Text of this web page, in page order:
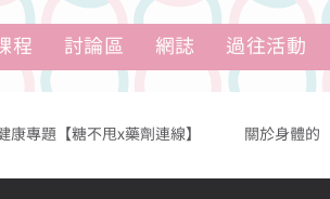
程 討論區 網誌 過往活動
康專題【糖不甩x藥劑連線】 關於身體的